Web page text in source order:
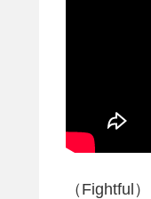
（Fightful）